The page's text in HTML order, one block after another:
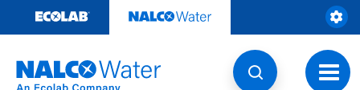
contenu​​​​​​​
à